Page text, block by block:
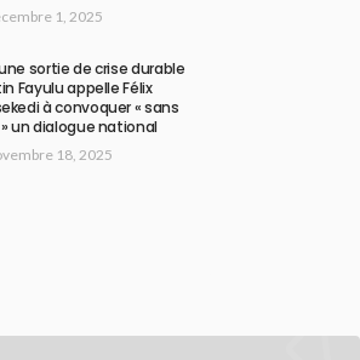
1, 2025
sortie de crise durable
Fayulu appelle Félix
à convoquer « sans
un dialogue national
18, 2025